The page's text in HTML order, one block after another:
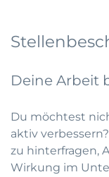
Deine Arbeit
Du möchtest
aktiv
zu hinterfragen,
Wirkung im